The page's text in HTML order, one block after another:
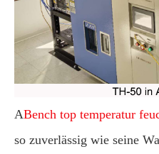
ABench top temperatur
so zuverlässig wie seine